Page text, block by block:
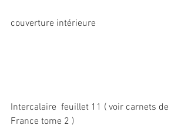
couverture intérieure
Intercalaire  feuillet 11 ( voir carnets de
France tome 2 )